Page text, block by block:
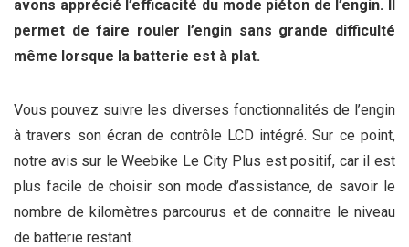
avons apprécié l’efficacité du mode piéton de l’engin. Il
permet de faire rouler l’engin sans grande difficulté
même lorsque la batterie est à plat.
Vous pouvez suivre les diverses fonctionnalités de l’engin
à travers son écran de contrôle LCD intégré. Sur ce point,
notre avis sur le Weebike Le City Plus est positif, car il est
plus facile de choisir son mode d’assistance, de savoir le
nombre de kilomètres parcourus et de connaitre le niveau
de batterie restant.